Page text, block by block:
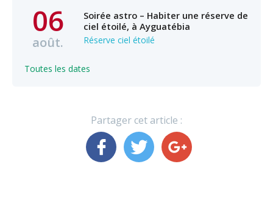
06
août.
Soirée astro – Habiter une réserve de
ciel étoilé, à Ayguatébia
Réserve ciel étoilé
Toutes les dates
Partager cet article :